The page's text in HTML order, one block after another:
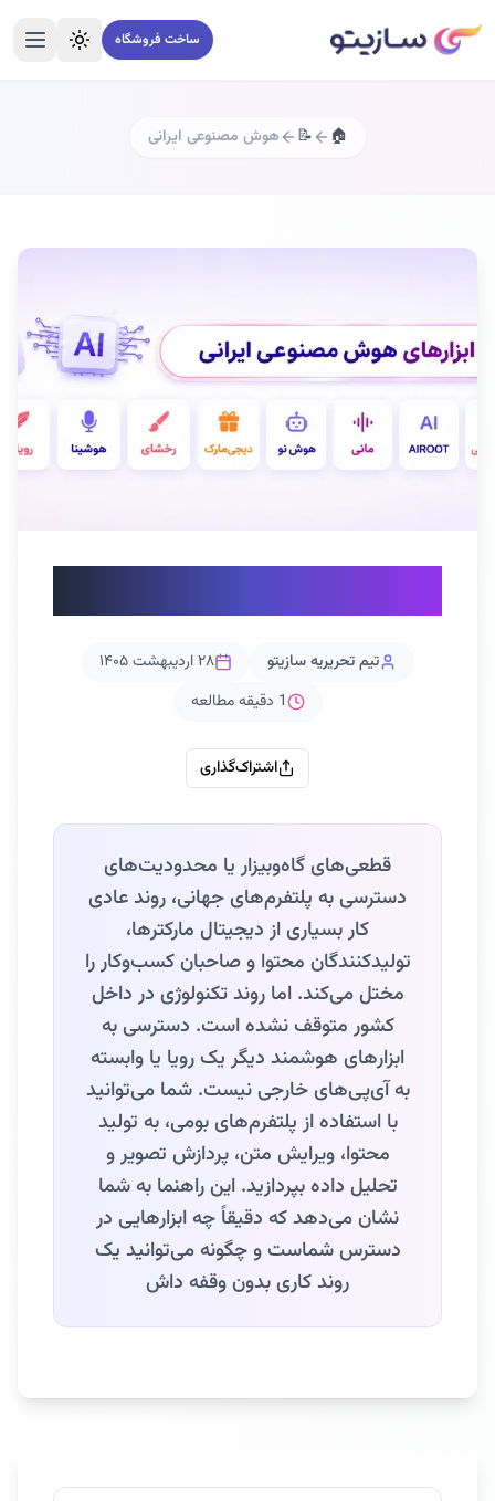
ساخت فروشگاه تغییر تممنو
🏠
📝 هوش مصنوعی ایرانی
تیم تحریریه سازیتو
۲۸ اردیبهشت ۱۴۰۵
1 دقیقه مطالعه
اشتراک‌گذاری
قطعی‌های گاه‌وبیزار یا محدودیت‌های
دسترسی به پلتفرم‌های جهانی، روند عادی
کار بسیاری از دیجیتال مارکترها،
تولیدکنندگان محتوا و صاحبان کسب‌وکار را
مختل می‌کند. اما روند تکنولوژی در داخل
کشور متوقف نشده است. دسترسی به
ابزارهای هوشمند دیگر یک رویا یا وابسته
به آی‌پی‌های خارجی نیست. شما می‌توانید
با استفاده از پلتفرم‌های بومی، به تولید
محتوا، ویرایش متن، پردازش تصویر و
تحلیل داده بپردازید. این راهنما به شما
نشان می‌دهد که دقیقاً چه ابزارهایی در
دسترس شماست و چگونه می‌توانید یک
روند کاری بدون وقفه داش